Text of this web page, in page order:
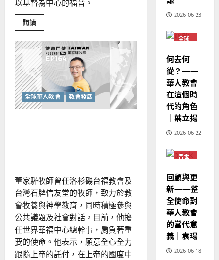
以基督為中心的福音。
閱讀Read
more
讓
家
庭
事
工
不
只
是
「救
火」：
預
點
全球華人教會 教會發展
董家驊牧師曾任洛杉磯台福教會及
台灣石牌信友堂的牧師，致力於教
會牧養與神學教育，同時積極參與
公共議題及社會對話。目前，他擔
任世界華福中心總幹事，肩負著重
要的使命。他表示，願意全心全力
跟隨上帝的託付，在上帝的國度中
02-
陽
萍
2025-
02-
20
的
農
曆
新
年
｜
余
自
力
2025-
7
國
華
人
教
經
歷
｜
吳
振
、
溫
淑
2025-
02-
20
2026-06-23
全球
普世
宣教
何去何
從？——
華人教會
在這個時
代的角色
｜葉立揚
2026-06-22
普世
回顧與更
新——整
全使命對
華人教會
的當代意
義｜袁瑒
2026-06-18